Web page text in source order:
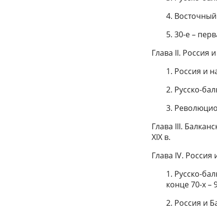
4. Восточный
5. 30-е –
Глава II. Россия
1. Россия и
2. Русско-
3.
Глава III.
XIX в.
Глава IV. Россия
1. Русско-
конце 70-х –
2. Россия и